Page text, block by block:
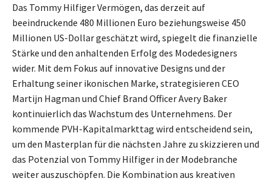
Das Tommy Hilfiger Vermögen, das derzeit auf
beeindruckende 480 Millionen Euro beziehungsweise 450
Millionen US-Dollar geschätzt wird, spiegelt die finanzielle
Stärke und den anhaltenden Erfolg des Modedesigners
wider. Mit dem Fokus auf innovative Designs und der
Erhaltung seiner ikonischen Marke, strategisieren CEO
Martijn Hagman und Chief Brand Officer Avery Baker
kontinuierlich das Wachstum des Unternehmens. Der
kommende PVH-Kapitalmarkttag wird entscheidend sein,
um den Masterplan für die nächsten Jahre zu skizzieren und
das Potenzial von Tommy Hilfiger in der Modebranche
weiter auszuschöpfen. Die Kombination aus kreativen